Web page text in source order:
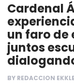
Cardenal
un faro de
juntos
BY REDACCION